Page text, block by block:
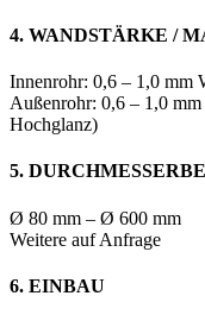
4. WANDSTÄRKE /
Innenrohr: 0,6 – 1,0 mm
Außenrohr: 0,6 – 1,0
Hochglanz)
5.
Ø 80 mm – Ø 600 mm
Weitere auf Anfrage
6. EINBAU